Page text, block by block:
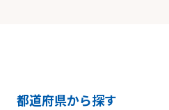
都道府県から探す